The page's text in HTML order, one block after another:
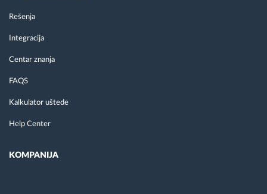
Rešenja
Integracija
Centar znanja
FAQS
Kalkulator uštede
Help Center
KOMPANIJA